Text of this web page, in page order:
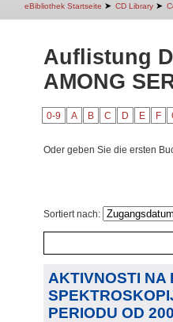
eBibliothek Startseite ➤ CD Library ➤
Auflistung
AMONG
0-9 A B C D E F
Oder geben Sie die ersten
Sortiert nach:
AKTIVNOSTI NA
PERIODU OD